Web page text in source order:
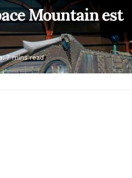
Mountain est
7 mins read